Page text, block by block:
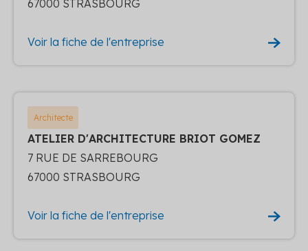
67000 STRASBOURG
Voir la fiche de l'entreprise
Architecte
ATELIER D'ARCHITECTURE BRIOT GOMEZ
7 RUE DE SARREBOURG
67000 STRASBOURG
Voir la fiche de l'entreprise